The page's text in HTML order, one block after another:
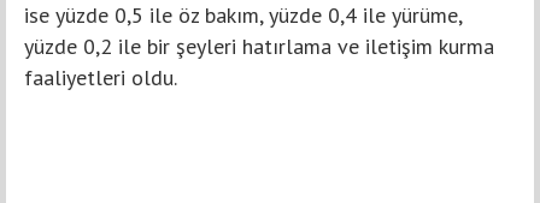
ise yüzde 0,5 ile öz bakım, yüzde 0,4 ile yürüme,
yüzde 0,2 ile bir şeyleri hatırlama ve iletişim kurma
faaliyetleri oldu.